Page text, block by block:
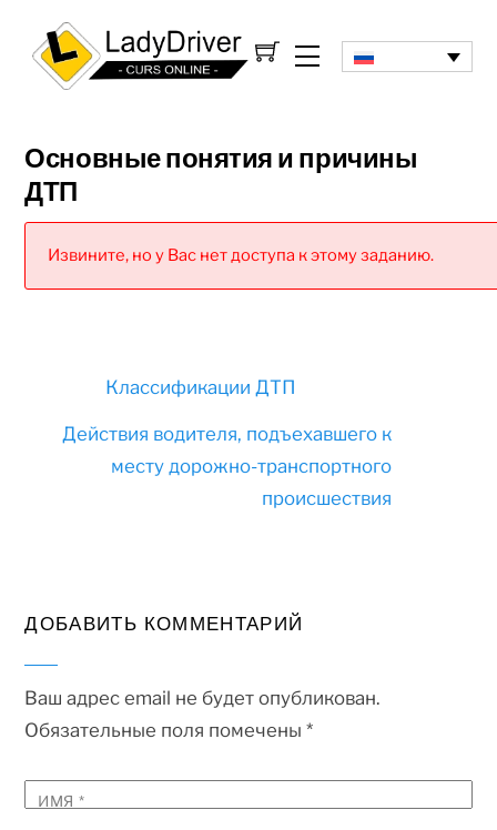
Основные понятия и причины
ДТП
Извините, но у Вас нет доступа к этому заданию.
Классификации ДТП
Действия водителя, подъехавшего к
месту дорожно-транспортного
происшествия
ДОБАВИТЬ КОММЕНТАРИЙ
Ваш адрес email не будет опубликован.
Обязательные поля помечены*
ИМЯ *